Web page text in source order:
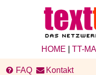
HOME TT-
FAQ Kontakt